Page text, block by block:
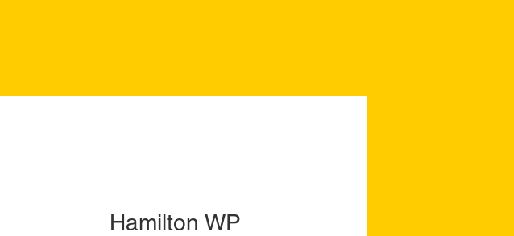
Hamilton WP